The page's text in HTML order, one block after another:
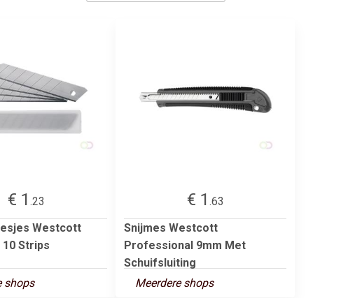
€ 1 .23
Westcott
10 Strips
shops
€ 1 .63
Snijmes Westcott
Professional 9mm Met
Schuifsluiting
Meerdere shops